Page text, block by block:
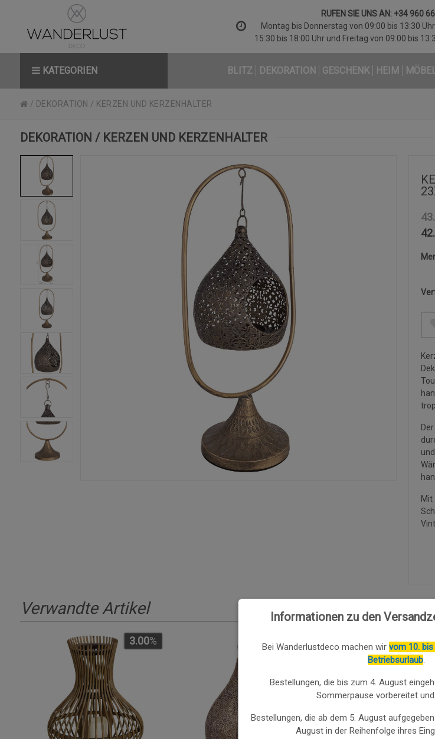
RUFEN SIE UNS AN: +34 960
Montag bis Donnerstag von 09:00 bis 13:30
15:30 bis 18:00 Uhr und Freitag von 09:00 bis
KATEGORIEN BLITZ DEKORATION GESCHENK HEIM
/ DEKORATION / KERZEN UND KERZENHALTER
DEKORATION / KERZEN UND KERZENHALTER
Mit
Verwandte Artikel
3.00% 3.00 %
Informationen zu den
Bei Wanderlustdeco machen wir vom 10.
Betriebsurlaub.
Bestellungen, die bis zum 4. August
Sommerpause vorbereitet
Bestellungen, die ab dem 5. August
August in der Reihenfolge ihres